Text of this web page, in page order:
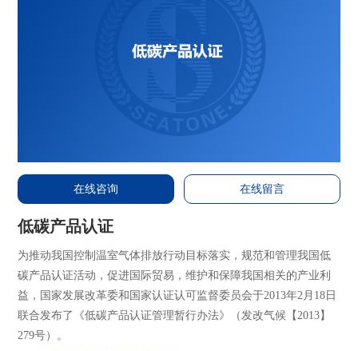
低碳产品认证
为推动我国控制温室气体排放行动目标落实，规范和管理我国低
碳产品认证活动，促进国际贸易，维护和保障我国相关的产业利
益，国家发展改革委和国家认证认可监督委员会于2013年2月18日
联合发布了《低碳产品认证管理暂行办法》（发改气候【2013】
279号）。
在线咨询 在线留言